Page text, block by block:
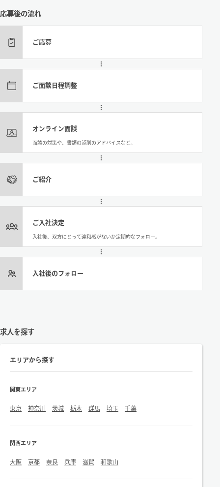
応募後の流れ
ご応募
ご面談日程調整
オンライン面談
面談の対策や、書類の添削のアドバイスなど。
ご紹介
ご入社決定
入社後、双方にとって違和感がないか定期的なフォロー。
入社後のフォロー
求人を探す
エリアから探す
関東エリア
東京 神奈川 茨城 栃木 群馬 埼玉 千葉
関西エリア
大阪 京都 奈良 兵庫 滋賀 和歌山